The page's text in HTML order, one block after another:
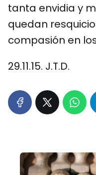
tanta envidia y
quedan
compasión en
29.11.15. J.T.D.